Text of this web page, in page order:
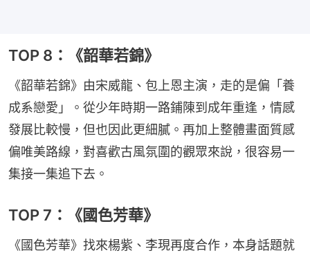
TOP 8：《韶華若錦》
《韶華若錦》由宋威龍、包上恩主演，走的是偏「養
成系戀愛」。從少年時期一路鋪陳到成年重逢，情感
發展比較慢，但也因此更細膩。再加上整體畫面質感
偏唯美路線，對喜歡古風氛圍的觀眾來說，很容易一
集接一集追下去。
TOP 7：《國色芳華》
《國色芳華》找來楊紫、李現再度合作，本身話題就